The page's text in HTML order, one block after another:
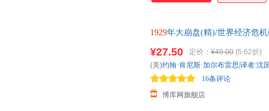
1929年大崩盘(精)/世界经济危
¥27.50 定价： ¥49.00 (5.62折)
博库网旗舰店
16条评论
(美)约翰·肯尼斯·加尔布雷思|译者:沈